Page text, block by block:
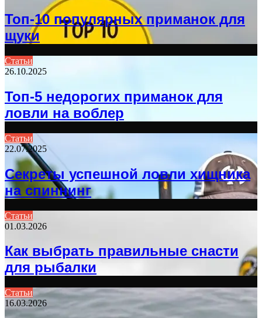
Топ-10 популярных приманок для
щуки
Статьи
26.10.2025
Топ-5 недорогих приманок для
ловли на воблер
Статьи
22.07.2025
Секреты успешной ловли хищника
на спиннинг
Статьи
01.03.2026
Как выбрать правильные снасти
для рыбалки
Статьи
16.03.2026